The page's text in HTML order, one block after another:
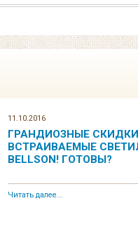
11.10.2016
ГРАНДИОЗНЫЕ СКИДКИ
ВСТРАИВАЕМЫЕ
BELLSON! ГОТОВЫ?
Читать далее...